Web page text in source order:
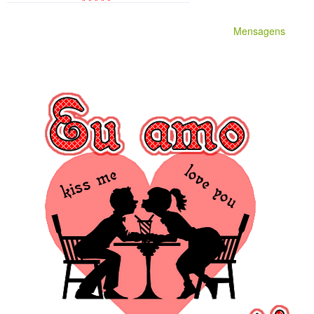
Mensagens